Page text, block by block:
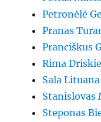
Petronėlė
Pranas
Pranciškus
Rima
Sala
Stanislovas
Steponas